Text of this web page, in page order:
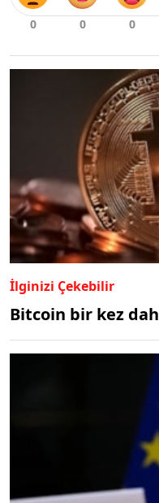
İlginizi Çekebilir
Bitcoin bir kez